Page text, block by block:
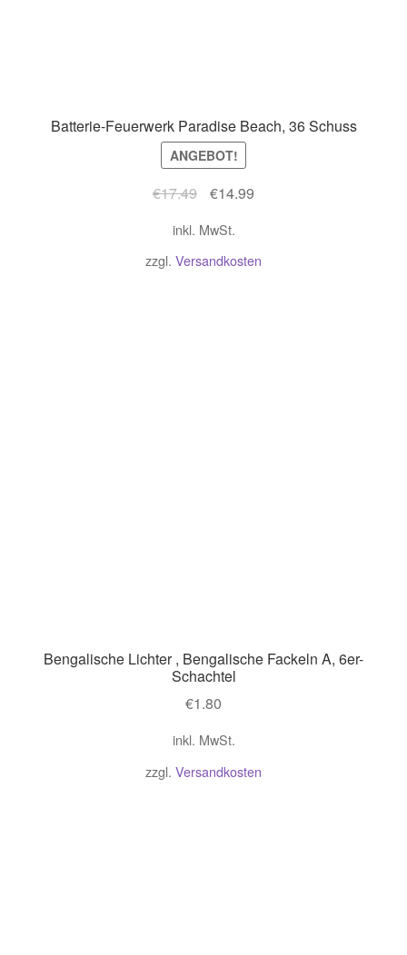
Batterie-Feuerwerk Paradise Beach, 36 Schuss
ANGEBOT!
€17.49
Ursprünglicher
war:
€17.49
€14.99Aktueller
€14.99.
inkl. MwSt.
zzgl. Versandkosten
Bengalische Lichter , Bengalische Fackeln A, 6er-
Schachtel
€1.80
inkl. MwSt.
zzgl. Versandkosten